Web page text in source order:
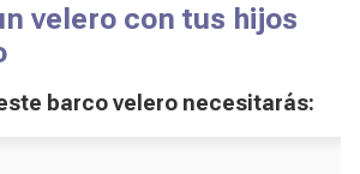
velero con tus hijos
barco velero necesitarás: